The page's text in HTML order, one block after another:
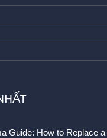
Guide: How to Replace a